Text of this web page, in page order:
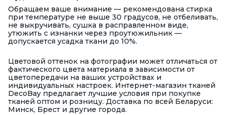
Обращаем ваше внимание — рекомендована стирка
при температуре не выше 30 градусов, не отбеливать,
не выкручивать, сушка в расправленном виде,
утюжить с изнанки через проутюжильник —
допускается усадка ткани до 10%.
Цветовой оттенок на фотографии может отличаться от
фактического цвета материала в зависимости от
цветопередачи на ваших устройствах и
индивидуальных настроек. Интернет-магазин тканей
DecoBay предлагает лучшие условия при покупке
тканей оптом и розницу. Доставка по всей Беларуси:
Минск, Брест и другие города.